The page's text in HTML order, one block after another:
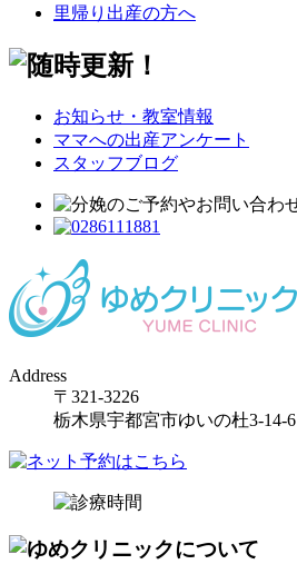
里帰り出産の方へ
お知らせ・教室情報
ママへの出産アンケート
スタッフブログ
Address
〒321-3226
栃木県宇都宮市ゆいの杜3-14-6